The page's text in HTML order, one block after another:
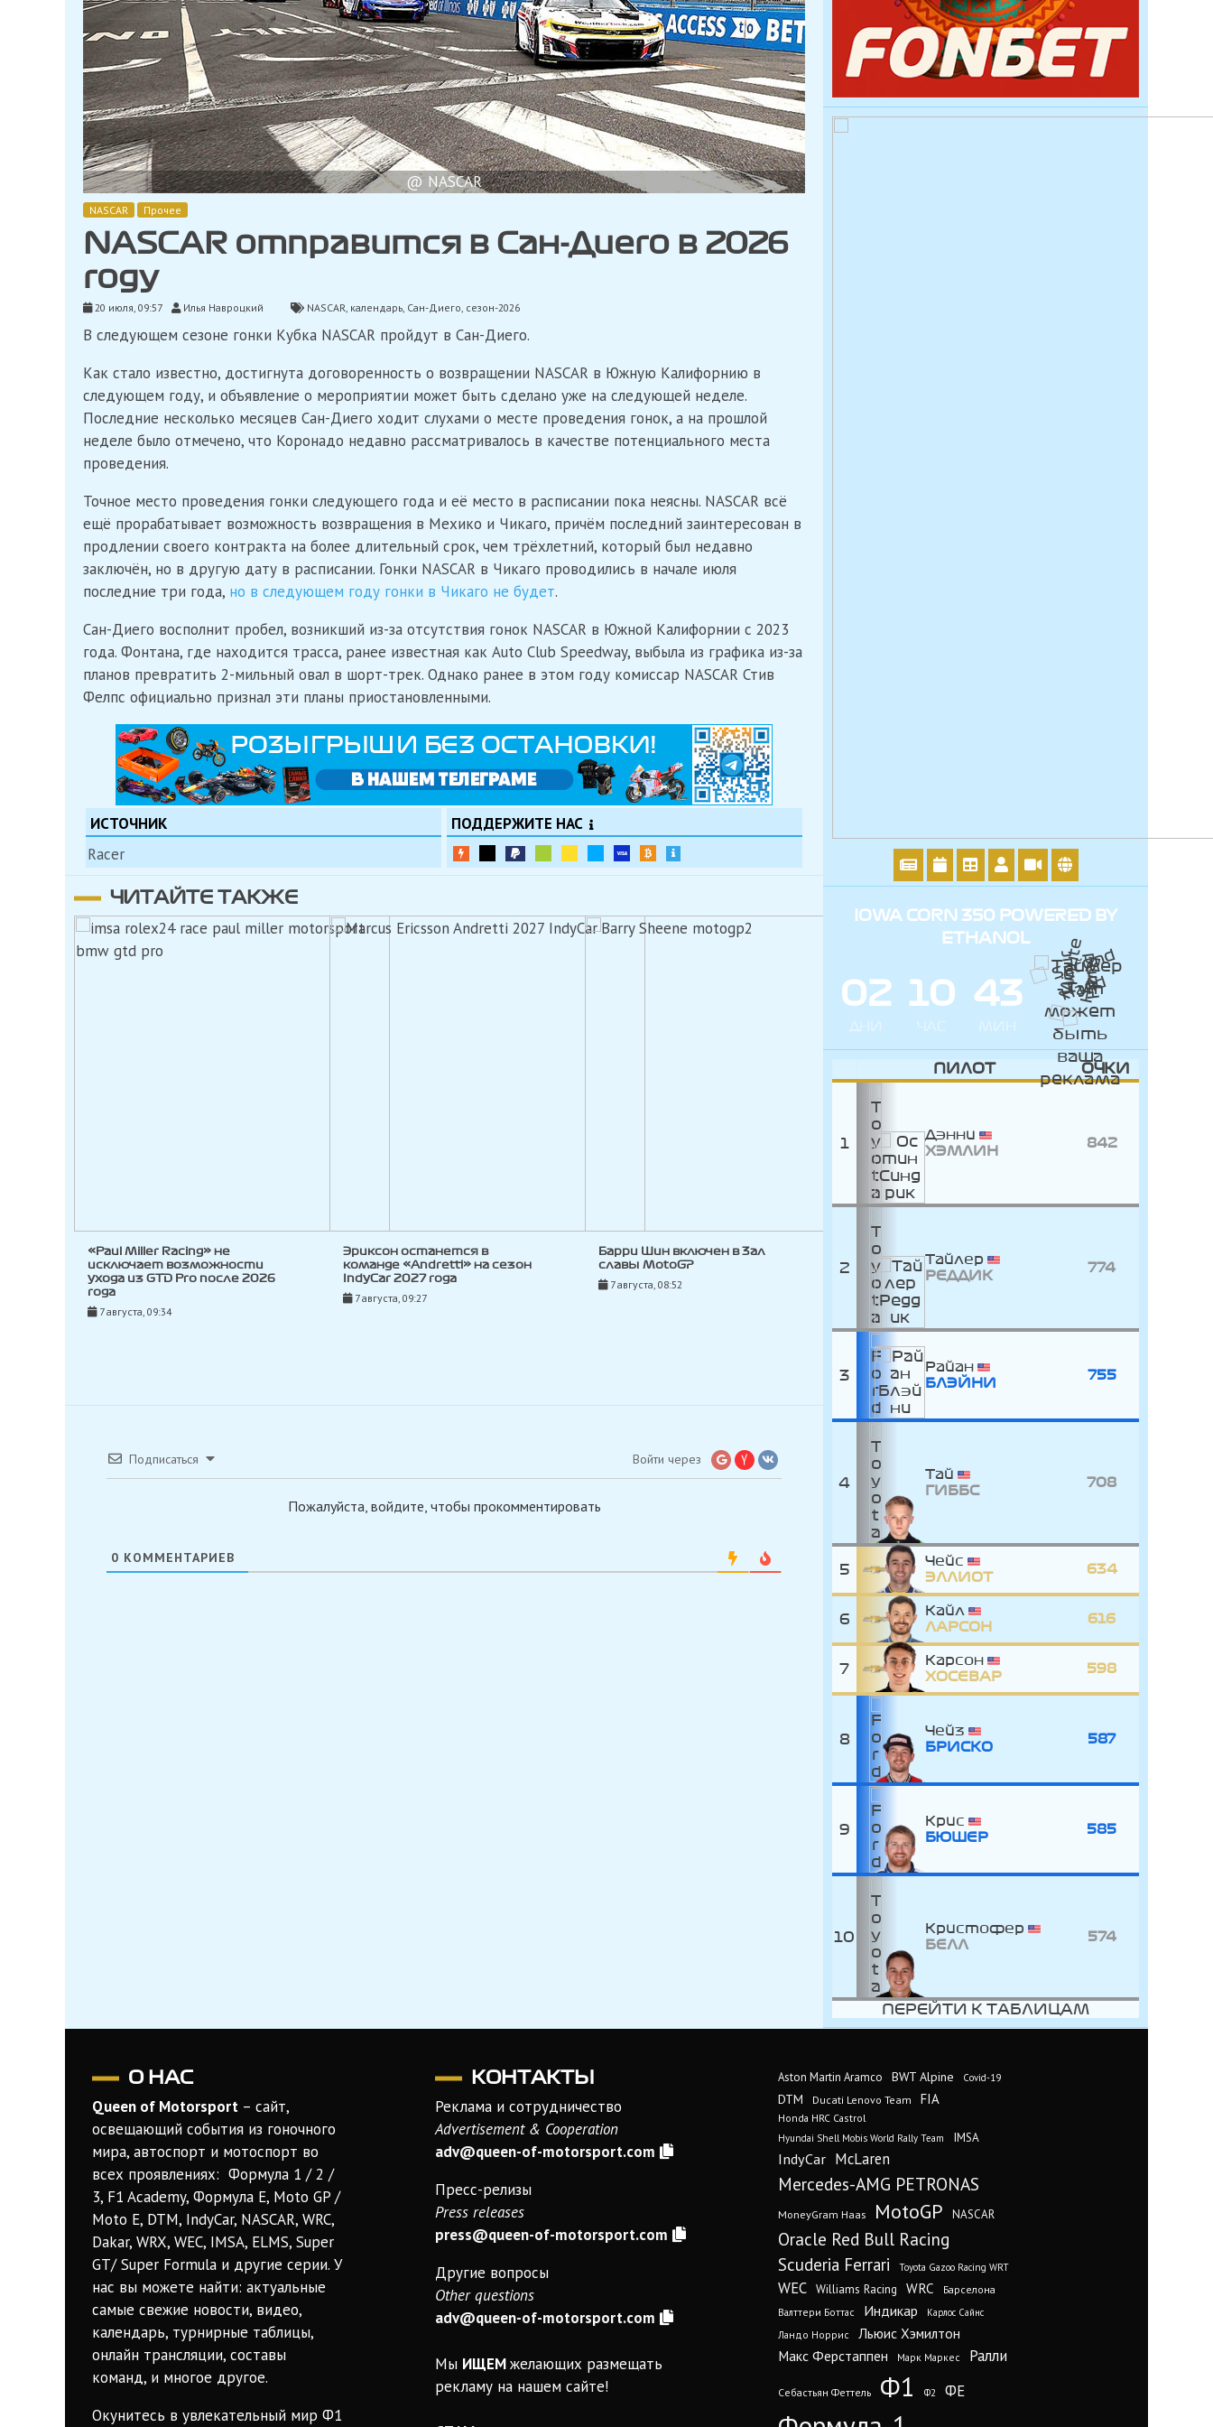
@ NASCAR
NASCAR Прочее
NASCAR отправится в Сан-Диего в 2026
году
20 июля, 09:57 Илья Навроцкий NASCAR, календарь, Сан-Диего, сезон-2026
В следующем сезоне гонки Кубка NASCAR пройдут в Сан-Диего.
Как стало известно, достигнута договоренность о возвращении NASCAR в Южную Калифорнию в
следующем году, и объявление о мероприятии может быть сделано уже на следующей неделе.
Последние несколько месяцев Сан-Диего ходит слухами о месте проведения гонок, а на прошлой
неделе было отмечено, что Коронадо недавно рассматривалось в качестве потенциального места
проведения.
Точное место проведения гонки следующего года и её место в расписании пока неясны. NASCAR всё
ещё прорабатывает возможность возвращения в Мехико и Чикаго, причём последний заинтересован в
продлении своего контракта на более длительный срок, чем трёхлетний, который был недавно
заключён, но в другую дату в расписании. Гонки NASCAR в Чикаго проводились в начале июля
последние три года, но в следующем году гонки в Чикаго не будет.
Сан-Диего восполнит пробел, возникший из-за отсутствия гонок NASCAR в Южной Калифорнии с 2023
года. Фонтана, где находится трасса, ранее известная как Auto Club Speedway, выбыла из графика из-за
планов превратить 2-мильный овал в шорт-трек. Однако ранее в этом году комиссар NASCAR Стив
Фелпс официально признал эти планы приостановленными.
ИСТОЧНИК
Racer
ПОДДЕРЖИТЕ НАС
ЧИТАЙТЕ ТАКЖЕ
«Paul Miller Racing» не
исключает возможности
ухода из GTD Pro после 2026
года
7 августа, 09:34
Эриксон останется в
команде «Andretti» на сезон
IndyCar 2027 года
7 августа, 09:27
Барри Шин включен в Зал
славы MotoGP
7 августа, 08:52
Подписаться Войти через
Пожалуйста, войдите, чтобы прокомментировать
0 КОММЕНТАРИЕВ
IOWA CORN 350 POWERED BY
ETHANOL
02
ДНИ
10
ЧАС
43
МИН
ПИЛОТ ОЧКИ
1
Дэнни
ХЭМЛИН
842
2
Тайлер
РЕДДИК
774
3
Райан
БЛЭЙНИ
755
4
Тай
ГИББС
708
5
Чейс
ЭЛЛИОТ
634
6
Кайл
ЛАРСОН
616
7
Карсон
ХОСЕВАР
598
8
Чейз
БРИСКО
587
9
Крис
БЮШЕР
585
10
Кристофер
БЕЛЛ
574
ПЕРЕЙТИ К ТАБЛИЦАМ
О НАС
Queen of Motorsport – сайт,
освещающий события из гоночного
мира, автоспорт и мотоспорт во
всех проявлениях: Формула 1 / 2 /
3, F1 Academy, Формула Е, Moto GP /
Moto E, DTM, IndyCar, NASCAR, WRC,
Dakar, WRX, WEC, IMSA, ELMS, Super
GT/ Super Formula и другие серии. У
нас вы можете найти: актуальные
самые свежие новости, видео,
календарь, турнирные таблицы,
онлайн трансляции, составы
команд, и многое другое.
Окунитесь в увлекательный мир Ф1
КОНТАКТЫ
Реклама и сотрудничество
Advertisement & Cooperation
adv@queen-of-motorsport.com
Пресс-релизы
Press releases
press@queen-of-motorsport.com
Другие вопросы
Other questions
adv@queen-of-motorsport.com
Мы ИЩЕМжелающих размещать
рекламу на нашем сайте!
Aston Martin Aramco BWT Alpine Covid-19
DTM Ducati Lenovo Team FIA
Honda HRC Castrol
Hyundai Shell Mobis World Rally Team IMSA
IndyCar McLaren
Mercedes-AMG PETRONAS
MoneyGram Haas MotoGP NASCAR
Oracle Red Bull Racing
Scuderia Ferrari Toyota Gazoo Racing WRT
WEC Williams Racing WRC
Барселона
Валттери Боттас
Индикар Карлос Сайнс
Ландо Норрис
Льюис Хэмилтон
Макс Ферстаппен
Марк Маркес Ралли
Себастьян Феттель Ф1 Ф2 ФЕ